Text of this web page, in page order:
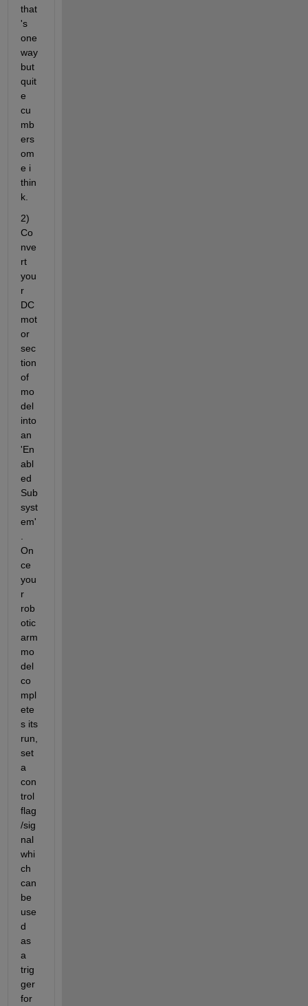
that
's
one
way
but
quit
e
cu
mb
ers
om
e i
thin
k.
2)
Co
nve
rt
you
r
DC
mot
or
sec
tion
of
mo
del
into
an
'En
abl
ed
Sub
syst
em'
On
ce
you
r
rob
otic
arm
mo
del
co
mpl
ete
s its
run,
set
a
con
trol
flag
/sig
nal
whi
ch
can
be
use
d
as
a
trig
ger
for